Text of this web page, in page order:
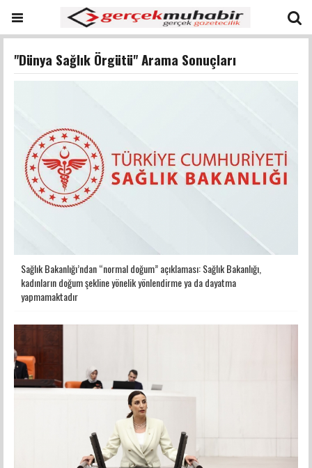
"Dünya Sağlık Örgütü" Arama Sonuçları
Sağlık Bakanlığı’ndan “normal doğum” açıklaması: Sağlık Bakanlığı,
kadınların doğum şekline yönelik yönlendirme ya da dayatma
yapmamaktadır